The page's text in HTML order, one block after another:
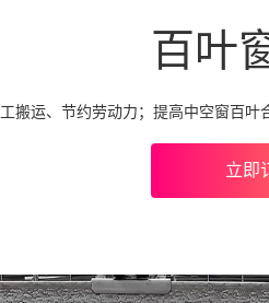
百叶
搬运、节约劳动力；提高中空窗百叶
立即